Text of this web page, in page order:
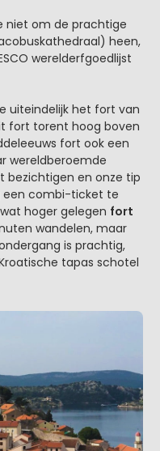
niet om de prachtige
heen,
werelderfgoedlijst
uiteindelijk het fort van
fort torent hoog boven
fort ook een
wereldberoemde
bezichtigen en onze tip
een combi-ticket te
hoger gelegen fort
wandelen, maar
is prachtig,
tapas schotel